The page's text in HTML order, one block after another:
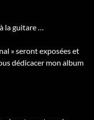
la guitare …
» seront exposées et
dédicacer mon album